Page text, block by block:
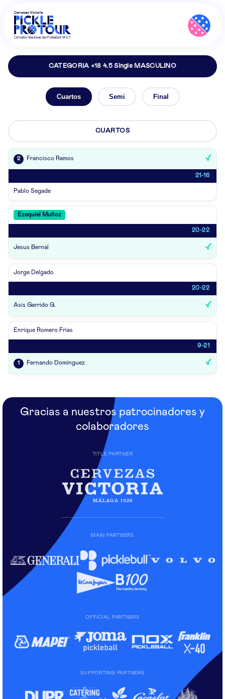
CATEGORIA +18 4.5 Single MASCULINO
Cuartos Semi Final
CUARTOS
2 Francisco Ramos
21-16
Pablo Segade
Ezequiel Muñoz
20-22
Jesus Bernal
Jorge Delgado
20-22
Asis Garrido G.
Enrique Romero Frias
9-21
1 Fernando Domínguez
Gracias a nuestros patrocinadores y
colaboradores
TITLE PARTNER
MAIN PARTNERS
OFFICIAL PARTNERS
SUPPORTING PARTNERS